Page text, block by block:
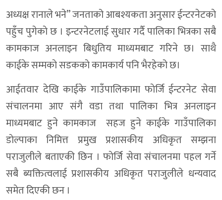
अध्यक्ष रानाले भने” जनताको आबश्यकता अनुसार ईन्टरनेटकाे
पहुँच पुगेकाे छ । इन्टरनेटलाई सुधार गर्दै पालिका भित्रका सबै
कामकाज अनलाइन बिधुतिय माध्यमबाट गरिने छ। साथै
काईके सम्मकाे सडककाे कामकार्य पनि भैरहेको छ।
आईतवार देखि काईके गाउँपालिकामा फाेर्जि ईन्टरनेट सेवा
संचालनमा आए संगै वडा तथा पालिका भित्र अनलाइन
माध्यमबाट हुने कामकाज सहज हुने काईके गाउँपालिका
डाेल्पाका निमित्त प्रमुख प्रशासकीय अधिकृत सम्झना
पराजुलीले बताएकी छिन । फाेर्जि सेवा संचालनमा पहल गर्ने
सबै ब्यक्तित्वलाई प्रशासकीय अधिकृत पराजुलीले धन्यवाद
समेत दिएकी छन ।